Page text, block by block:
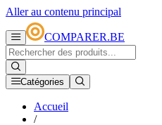
Aller au contenu principal
COMPARER.BE
Catégories
Accueil
/